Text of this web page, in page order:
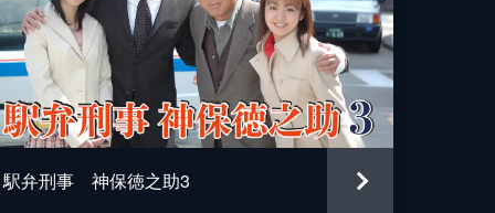
駅弁刑事 神保徳之助3